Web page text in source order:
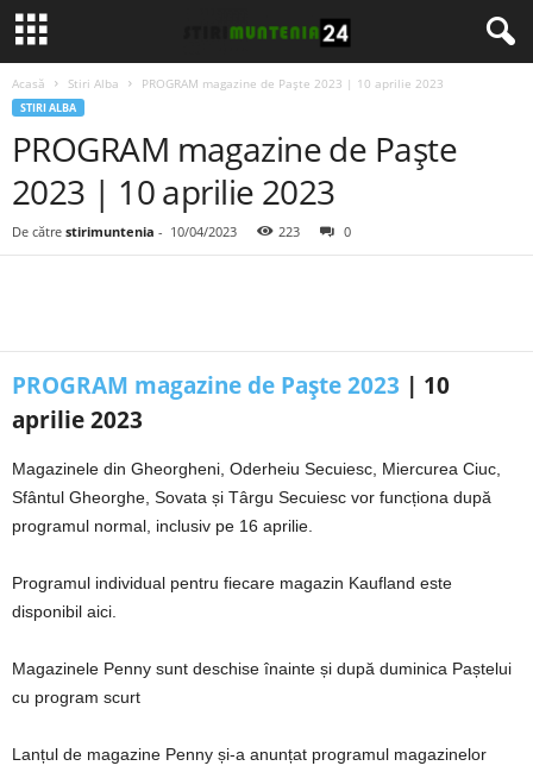
Acasă Stiri Alba PROGRAM magazine de Paște 2023 | 10 aprilie 2023
STIRI ALBA
PROGRAM magazine de Paște
2023 | 10 aprilie 2023
De către stirimuntenia - 10/04/2023 223 0
PROGRAM magazine de Paște 2023 | 10
aprilie 2023
Magazinele din Gheorgheni, Oderheiu Secuiesc, Miercurea Ciuc,
Sfântul Gheorghe, Sovata și Târgu Secuiesc vor funcționa după
programul normal, inclusiv pe 16 aprilie.
Programul individual pentru fiecare magazin Kaufland este
disponibil aici.
Magazinele Penny sunt deschise înainte și după duminica Paștelui
cu program scurt
Lanțul de magazine Penny și-a anunțat programul magazinelor